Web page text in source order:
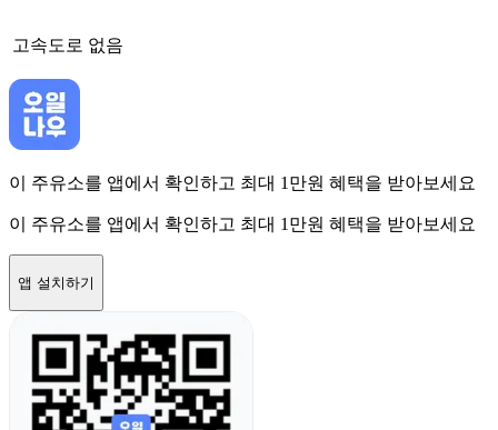
고속도로 없음
이 주유소를 앱에서 확인하고 최대 1만원 혜택을 받아보세요
이 주유소를 앱에서 확인하고 최대 1만원 혜택을 받아보세요
앱 설치하기